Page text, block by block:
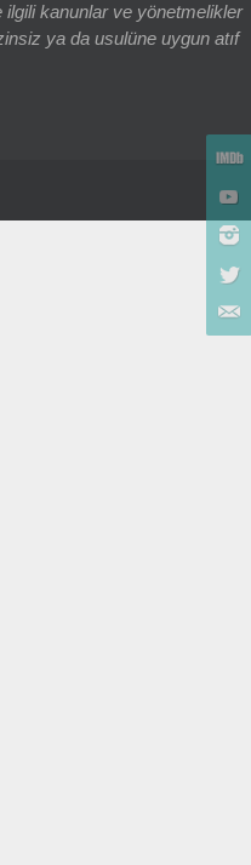
ilgili kanunlar ve yönetmelikler
ya da usulüne uygun atıf